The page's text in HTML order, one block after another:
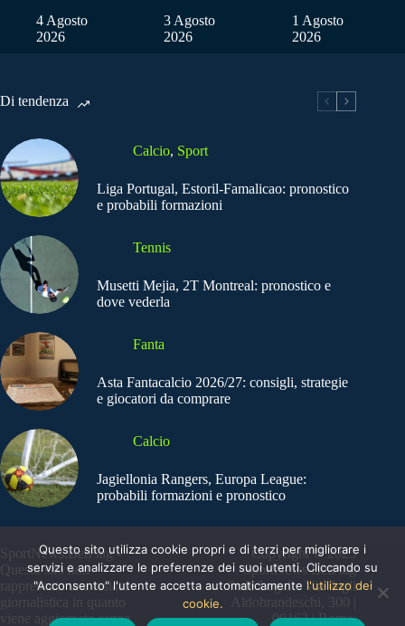
4 Agosto
2026
3 Agosto
2026
1 Agosto
2026
Di tendenza
Calcio, Sport
Liga Portugal, Estoril-Famalicao: pronostico
e probabili formazioni
Tennis
Musetti Mejia, 2T Montreal: pronostico e
dove vederla
Fanta
Asta Fantacalcio 2026/27: consigli, strategie
e giocatori da comprare
Calcio
Jagiellonia Rangers, Europa League:
probabili formazioni e pronostico
SportNews.BetFlag -
Questo sito non
rappresenta una testata
giornalistica in quanto
viene aggiornato senza
Copyright © 2025
SportNews BetFlag
Sede Legale: Via degli
Aldobrandeschi, 300 |
00163 | Roma
Questo sito utilizza cookie propri e di terzi per migliorare i
servizi e analizzare le preferenze dei suoi utenti. Cliccando su
"Acconsento" l'utente accetta automaticamente l'utilizzo dei
cookie.